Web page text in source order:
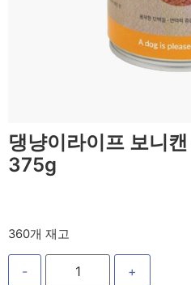
댕냥이라이프 보니
375g
360개 재고
- +